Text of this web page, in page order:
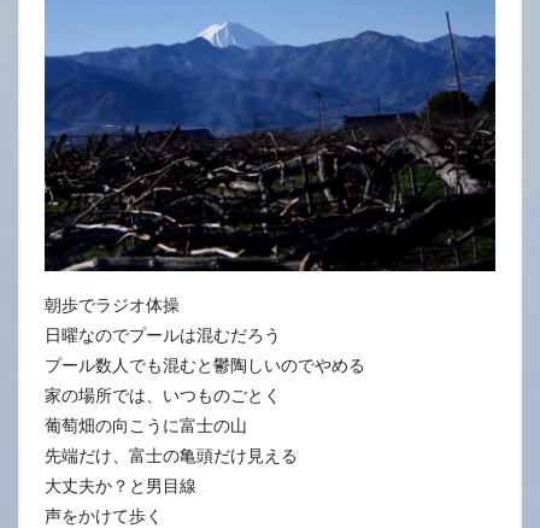
朝歩でラジオ体操
日曜なのでプールは混むだろう
プール数人でも混むと鬱陶しいのでやめる
家の場所では、いつものごとく
葡萄畑の向こうに富士の山
先端だけ、富士の亀頭だけ見える
大丈夫か？と男目線
声をかけて歩く